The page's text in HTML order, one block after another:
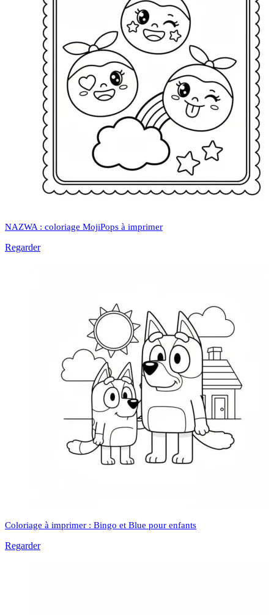
NAZWA : coloriage MojiPops à imprimer
Regarder
Coloriage à imprimer : Bingo et Blue pour enfants
Regarder